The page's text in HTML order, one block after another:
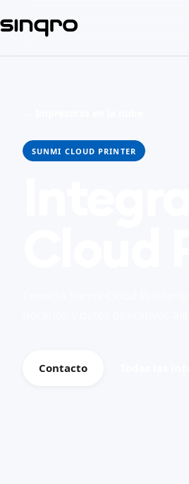
SUNMI CLOUD PRINTER
Contacto